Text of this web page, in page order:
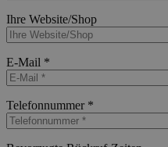
Ihre Website/Shop
E-Mail *
Telefonnummer *